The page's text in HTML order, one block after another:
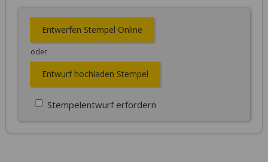
Entwerfen Stempel Online
oder
Entwurf hochladen Stempel
Stempelentwurf erfordern